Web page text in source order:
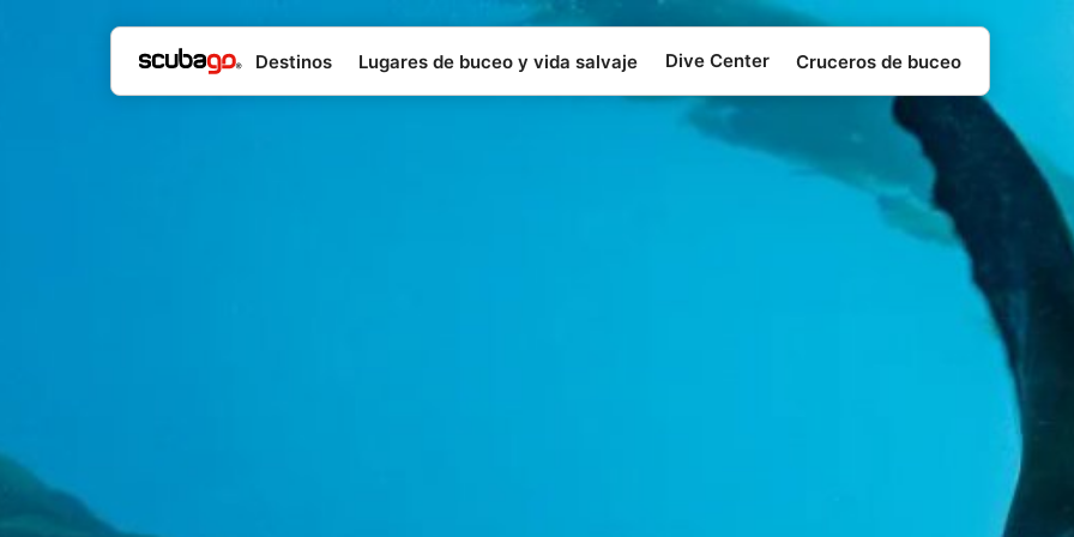
Destinos Lugares de buceo y vida salvaje Dive Center Cruceros de buceo